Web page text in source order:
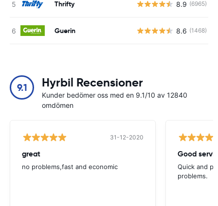
Thrifty 8.9 (6965)
Guerin 8.6 (1468)
9.1 Hyrbil Recensioner
Kunder bedömer oss med en 9.1/10 av 12840
omdömen
31-12-2020
great
no problems,fast and economic
Good
Quick and
problems.